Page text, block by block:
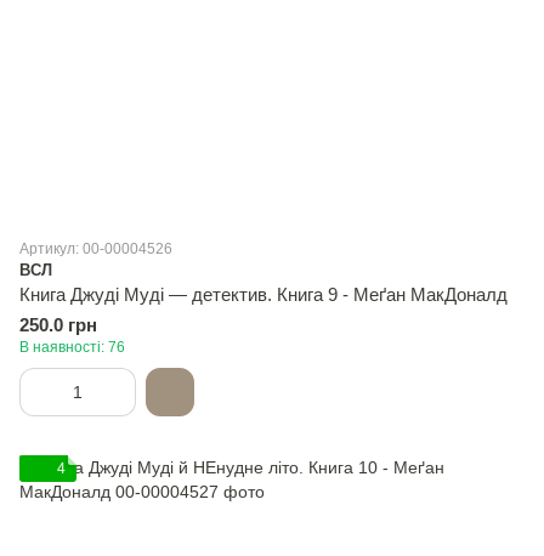
Артикул: 00-00004526
ВСЛ
Книга Джуді Муді — детектив. Книга 9 - Меґан МакДоналд
250.0 грн
В наявності: 76
4